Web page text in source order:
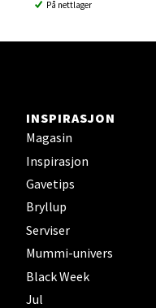
På nettlager
INSPIRASJON
Magasin
Inspirasjon
Gavetips
Bryllup
Serviser
Mummi-univers
Black Week
Jul
Ski - Thon
Sortland -
Strangata 26,